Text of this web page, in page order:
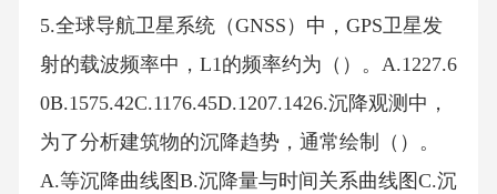
5.全球导航卫星系统（GNSS）中，GPS卫星发
射的载波频率中，L1的频率约为（）。A.1227.6
0B.1575.42C.1176.45D.1207.1426.沉降观测中，
为了分析建筑物的沉降趋势，通常绘制（）。
A.等沉降曲线图B.沉降量与时间关系曲线图C.沉